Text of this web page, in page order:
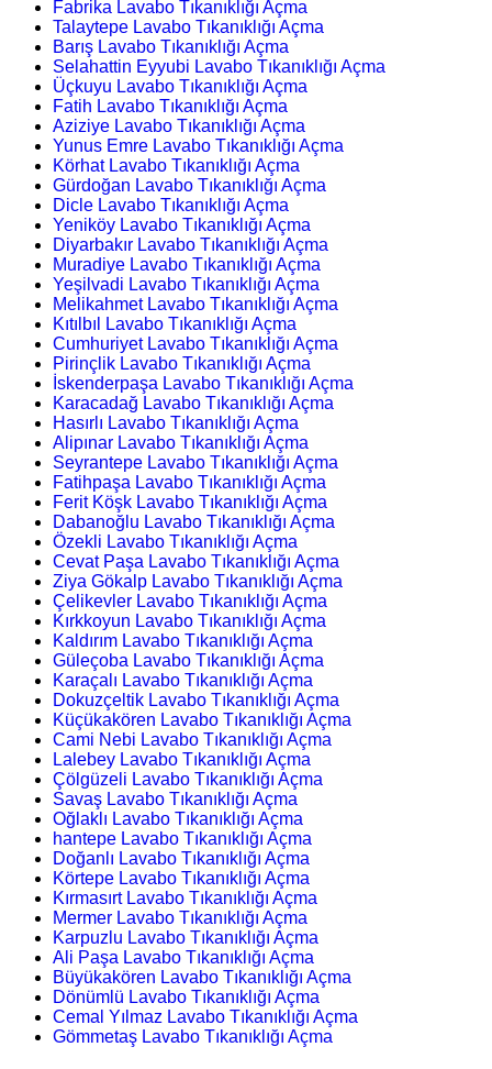
Fabrika Lavabo Tıkanıklığı Açma
Talaytepe Lavabo Tıkanıklığı Açma
Barış Lavabo Tıkanıklığı Açma
Selahattin Eyyubi Lavabo Tıkanıklığı Açma
Üçkuyu Lavabo Tıkanıklığı Açma
Fatih Lavabo Tıkanıklığı Açma
Aziziye Lavabo Tıkanıklığı Açma
Yunus Emre Lavabo Tıkanıklığı Açma
Körhat Lavabo Tıkanıklığı Açma
Gürdoğan Lavabo Tıkanıklığı Açma
Dicle Lavabo Tıkanıklığı Açma
Yeniköy Lavabo Tıkanıklığı Açma
Diyarbakır Lavabo Tıkanıklığı Açma
Muradiye Lavabo Tıkanıklığı Açma
Yeşilvadi Lavabo Tıkanıklığı Açma
Melikahmet Lavabo Tıkanıklığı Açma
Kıtılbıl Lavabo Tıkanıklığı Açma
Cumhuriyet Lavabo Tıkanıklığı Açma
Pirinçlik Lavabo Tıkanıklığı Açma
İskenderpaşa Lavabo Tıkanıklığı Açma
Karacadağ Lavabo Tıkanıklığı Açma
Hasırlı Lavabo Tıkanıklığı Açma
Alipınar Lavabo Tıkanıklığı Açma
Seyrantepe Lavabo Tıkanıklığı Açma
Fatihpaşa Lavabo Tıkanıklığı Açma
Ferit Köşk Lavabo Tıkanıklığı Açma
Dabanoğlu Lavabo Tıkanıklığı Açma
Özekli Lavabo Tıkanıklığı Açma
Cevat Paşa Lavabo Tıkanıklığı Açma
Ziya Gökalp Lavabo Tıkanıklığı Açma
Çelikevler Lavabo Tıkanıklığı Açma
Kırkkoyun Lavabo Tıkanıklığı Açma
Kaldırım Lavabo Tıkanıklığı Açma
Güleçoba Lavabo Tıkanıklığı Açma
Karaçalı Lavabo Tıkanıklığı Açma
Dokuzçeltik Lavabo Tıkanıklığı Açma
Küçükakören Lavabo Tıkanıklığı Açma
Cami Nebi Lavabo Tıkanıklığı Açma
Lalebey Lavabo Tıkanıklığı Açma
Çölgüzeli Lavabo Tıkanıklığı Açma
Savaş Lavabo Tıkanıklığı Açma
Oğlaklı Lavabo Tıkanıklığı Açma
hantepe Lavabo Tıkanıklığı Açma
Doğanlı Lavabo Tıkanıklığı Açma
Körtepe Lavabo Tıkanıklığı Açma
Kırmasırt Lavabo Tıkanıklığı Açma
Mermer Lavabo Tıkanıklığı Açma
Karpuzlu Lavabo Tıkanıklığı Açma
Ali Paşa Lavabo Tıkanıklığı Açma
Büyükakören Lavabo Tıkanıklığı Açma
Dönümlü Lavabo Tıkanıklığı Açma
Cemal Yılmaz Lavabo Tıkanıklığı Açma
Gömmetaş Lavabo Tıkanıklığı Açma